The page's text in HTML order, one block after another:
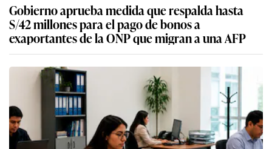
Gobierno aprueba medida que respalda hasta
S/42 millones para el pago de bonos a
exaportantes de la ONP que migran a una AFP